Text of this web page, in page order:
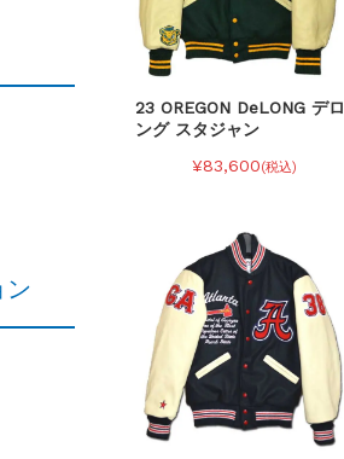
23 OREGON DeLONG デロ
ング スタジャン
¥83,600(税込)